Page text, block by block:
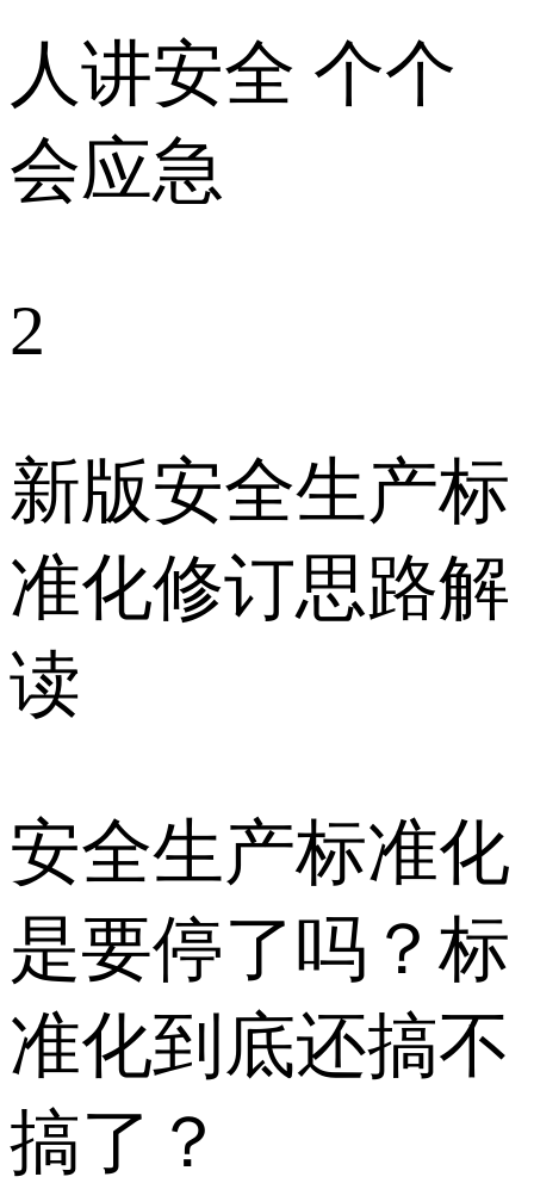
人讲安全 个个
会应急
2
新版安全生产标
准化修订思路解
读
安全生产标准化
是要停了吗？标
准化到底还搞不
搞了？